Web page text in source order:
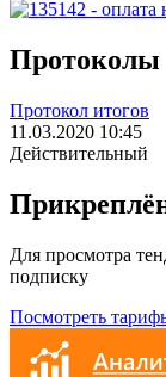
Протоколы
Протокол итогов
11.03.2020 10:45
Действительный
Для просмотра
подписку
Посмотреть